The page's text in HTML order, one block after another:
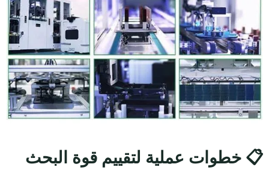
📋 خطوات عملية لتقييم قوة البحث